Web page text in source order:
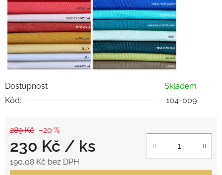
Dostupnost
Skladem
Kód:
104-009
289 Kč –20 %
230 Kč / ks
190,08 Kč bez DPH